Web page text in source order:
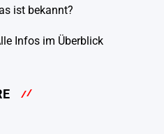
ist bekannt?
Infos im Überblick